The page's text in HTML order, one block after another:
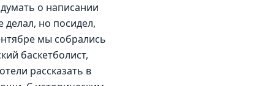
о написании
делал, но посидел,
мы собрались
баскетболист,
рассказать в